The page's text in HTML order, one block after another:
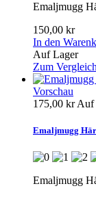
Emaljmugg
150,00 kr
In den
Auf Lager
Zum
Vorschau
175,00 krAuf
Emaljmugg
Emaljmugg